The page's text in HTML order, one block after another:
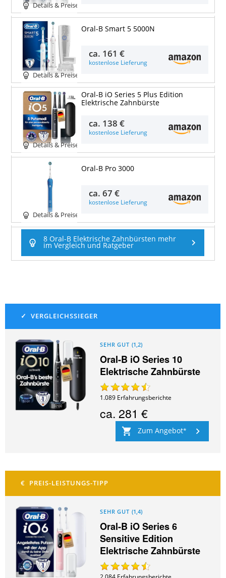
Details & Preise
Details & Preise
Oral-B Smart 5 5000N
ca. 161 €
kostenlose Lieferung
Details & Preise
Oral-B iO Series 5 Plus Edition
Elektrische Zahnbürste
ca. 138 €
kostenlose Lieferung
Details & Preise
Oral-B Pro 3000
ca.67 €
kostenlose Lieferung
8 Oral-B Elektrische Zahnbürsten mehr
im Vergleich und Ratgeber
SEHR GUT (1,2)
Oral-B iO Series 10
Elektrische Zahnbürste
1.089 Erfahrungsberichte
ca.281 €
Zum Angebot
SEHR GUT (1,4)
Oral-B iO Series 6
Sensitive Edition
Elektrische Zahnbürste